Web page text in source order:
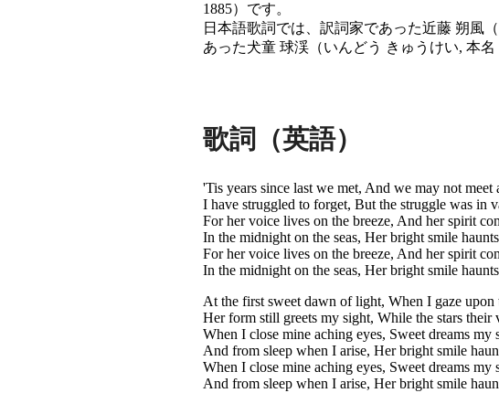
1885）です。
日本語歌詞では、訳詞家であった近藤 朔風
あった犬童 球渓（いんどう きゅうけい, 本名
歌詞（英語）
'Tis years since last we met, And we may not meet
I have struggled to forget, But the struggle was in
For her voice lives on the breeze, And her spirit
In the midnight on the seas, Her bright smile
For her voice lives on the breeze, And her spirit
In the midnight on the seas, Her bright smile
At the first sweet dawn of light, When I gaze upon
Her form still greets my sight, While the stars their
When I close mine aching eyes, Sweet dreams my
And from sleep when I arise, Her bright smile
When I close mine aching eyes, Sweet dreams my
And from sleep when I arise, Her bright smile